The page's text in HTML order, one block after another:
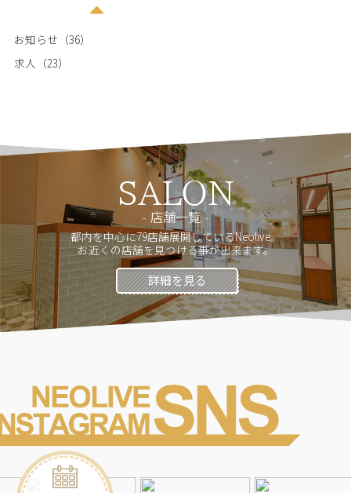
お知らせ（36）
求人（23）
SALON
店舗一覧
都内を中心に79店舗展開しているNeolive。
お近くの店舗を見つける事が出来ます。
詳細を見る